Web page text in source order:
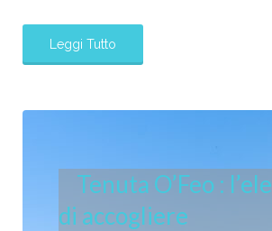
Leggi Tutto
Tenuta O’Feo :
di accogliere